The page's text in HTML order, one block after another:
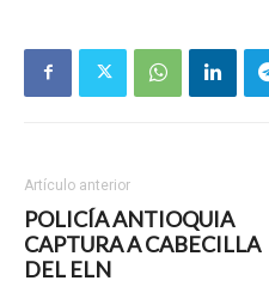
Artículo anterior
POLICÍA ANTIOQUIA
CAPTURA A CABECILLA
DEL ELN